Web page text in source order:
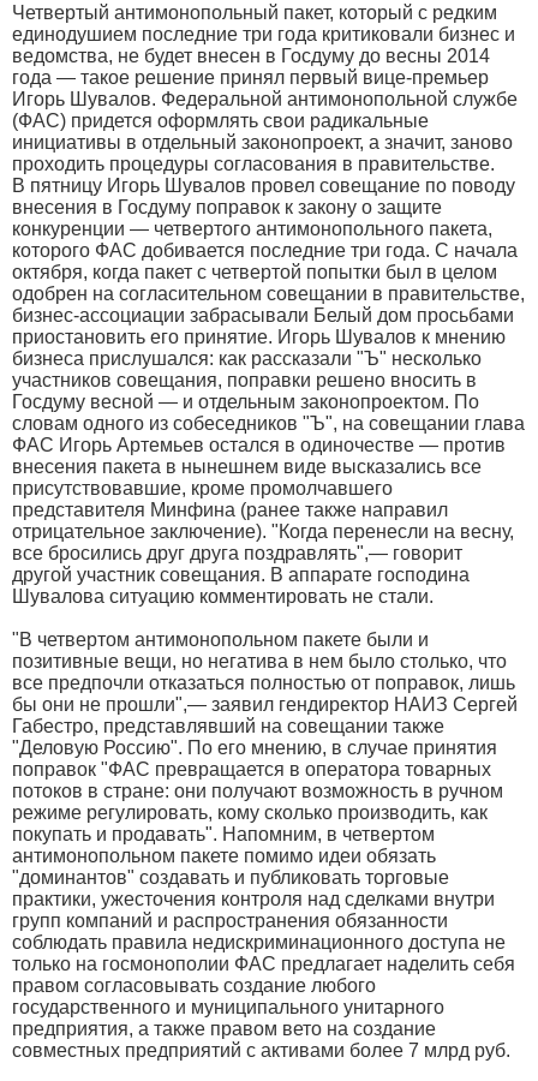
Четвертый антимонопольный пакет, который с редким
единодушием последние три года критиковали бизнес и
ведомства, не будет внесен в Госдуму до весны 2014
года — такое решение принял первый вице-премьер
Игорь Шувалов. Федеральной антимонопольной службе
(ФАС) придется оформлять свои радикальные
инициативы в отдельный законопроект, а значит, заново
проходить процедуры согласования в правительстве.
В пятницу Игорь Шувалов провел совещание по поводу
внесения в Госдуму поправок к закону о защите
конкуренции — четвертого антимонопольного пакета,
которого ФАС добивается последние три года. С начала
октября, когда пакет с четвертой попытки был в целом
одобрен на согласительном совещании в правительстве,
бизнес-ассоциации забрасывали Белый дом просьбами
приостановить его принятие. Игорь Шувалов к мнению
бизнеса прислушался: как рассказали "Ъ" несколько
участников совещания, поправки решено вносить в
Госдуму весной — и отдельным законопроектом. По
словам одного из собеседников "Ъ", на совещании глава
ФАС Игорь Артемьев остался в одиночестве — против
внесения пакета в нынешнем виде высказались все
присутствовавшие, кроме промолчавшего
представителя Минфина (ранее также направил
отрицательное заключение). "Когда перенесли на весну,
все бросились друг друга поздравлять",— говорит
другой участник совещания. В аппарате господина
Шувалова ситуацию комментировать не стали.
"В четвертом антимонопольном пакете были и
позитивные вещи, но негатива в нем было столько, что
все предпочли отказаться полностью от поправок, лишь
бы они не прошли",— заявил гендиректор НАИЗ Сергей
Габестро, представлявший на совещании также
"Деловую Россию". По его мнению, в случае принятия
поправок "ФАС превращается в оператора товарных
потоков в стране: они получают возможность в ручном
режиме регулировать, кому сколько производить, как
покупать и продавать". Напомним, в четвертом
антимонопольном пакете помимо идеи обязать
"доминантов" создавать и публиковать торговые
практики, ужесточения контроля над сделками внутри
групп компаний и распространения обязанности
соблюдать правила недискриминационного доступа не
только на госмонополии ФАС предлагает наделить себя
правом согласовывать создание любого
государственного и муниципального унитарного
предприятия, а также правом вето на создание
совместных предприятий с активами более 7 млрд руб.